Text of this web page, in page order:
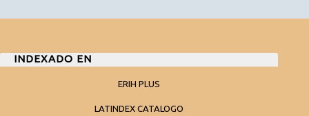
INDEXADO EN
ERIH PLUS
LATINDEX CATALOGO